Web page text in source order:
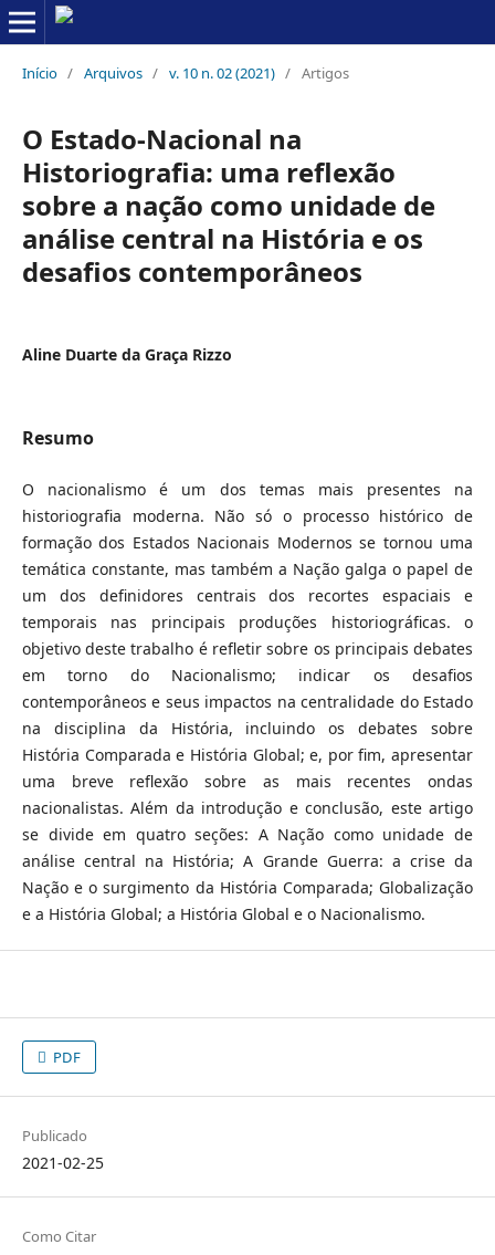
Início / Arquivos / v. 10 n. 02 (2021) / Artigos
O Estado-Nacional na
Historiografia: uma reflexão
sobre a nação como unidade de
análise central na História e os
desafios contemporâneos
Aline Duarte da Graça Rizzo
Resumo
O nacionalismo é um dos temas mais presentes na
historiografia moderna. Não só o processo histórico de
formação dos Estados Nacionais Modernos se tornou uma
temática constante, mas também a Nação galga o papel de
um dos definidores centrais dos recortes espaciais e
temporais nas principais produções historiográficas. o
objetivo deste trabalho é refletir sobre os principais debates
em torno do Nacionalismo; indicar os desafios
contemporâneos e seus impactos na centralidade do Estado
na disciplina da História, incluindo os debates sobre
História Comparada e História Global; e, por fim, apresentar
uma breve reflexão sobre as mais recentes ondas
nacionalistas. Além da introdução e conclusão, este artigo
se divide em quatro seções: A Nação como unidade de
análise central na História; A Grande Guerra: a crise da
Nação e o surgimento da História Comparada; Globalização
e a História Global; a História Global e o Nacionalismo.
PDF
Publicado
2021-02-25
Como Citar